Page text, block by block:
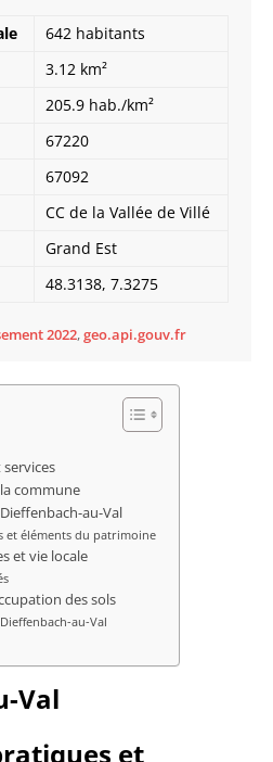
642 habitants
3.12 km²
205.9 hab./km²
67220
67092
CC de la Vallée de Villé
Grand Est
48.3138, 7.3275
2022,geo.api.gouv.fr
commune
au-Val
et éléments du patrimoine
et vie locale
des sols
au-Val
Val
et